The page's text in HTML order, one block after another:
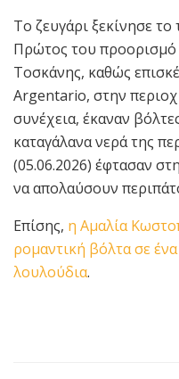
Το ζευγάρι ξεκίνησε το
Πρώτος του προορισμό
Τοσκάνης, καθώς
Argentario, στην
συνέχεια, έκαναν
καταγάλανα νερά της
(05.06.2026) έφτασαν
να απολαύσουν
Επίσης, η Αμαλία
ρομαντική βόλτα σε
λουλούδια.